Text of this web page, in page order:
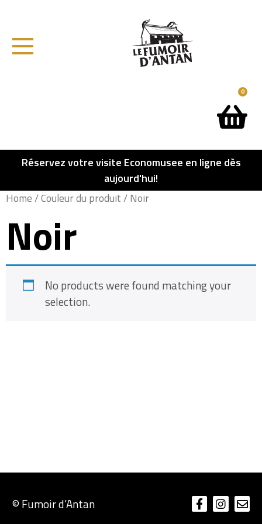
0
Réservez votre visite Economusee en ligne dès
aujourd'hui!
Home/ Couleur du produit / Noir
Noir
No products were found matching your
selection.
© Fumoir d’Antan